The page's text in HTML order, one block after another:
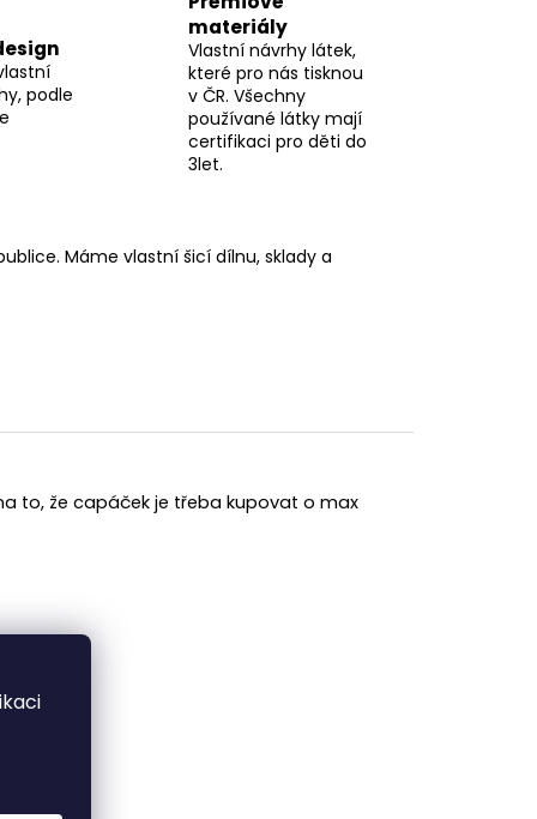
podle
materiály
Vlastní návrhy látek,
které pro nás tisknou
v ČR. Všechny
používané látky mají
certifikaci pro děti do
3let.
Máme vlastní šicí dílnu, sklady a
to, že capáček je třeba kupovat o max